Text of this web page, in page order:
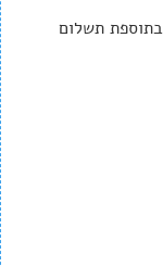
תשלום